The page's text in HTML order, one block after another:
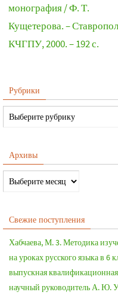
монография / Ф. Т.
Кущетерова. –
КЧГПУ, 2000. – 192 с.
Рубрики
Архивы
Свежие поступления
Хабчаева, М. 3. Методика
на уроках русского языка в 6
выпускная
научный руководитель А. Ю.